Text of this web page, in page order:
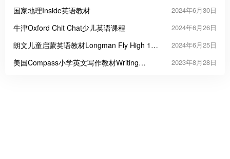
国家地理Inside英语教材 2024年6月30日
牛津Oxford Chit Chat少儿英语课程 2024年6月26日
朗文儿童启蒙英语教材Longman Fly High 1-4
2024年6月25日
美国Compass小学英文写作教材Writing
2023年8月28日